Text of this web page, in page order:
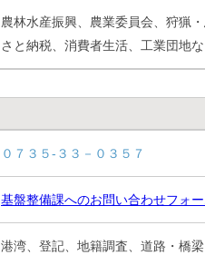
農林水産振興、農業委員会、狩猟
さと納税、消費者生活、工業団地
０７３５-３３－０３５７
基盤整備課へのお問い合わせフォ
港湾、登記、地籍調査、道路・橋